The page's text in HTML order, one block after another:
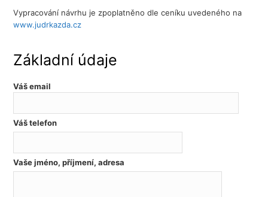
Vypracování návrhu je zpoplatněno dle ceníku uvedeného na
www.judrkazda.cz
Základní údaje
Váš email
Váš telefon
Vaše jméno, příjmení, adresa